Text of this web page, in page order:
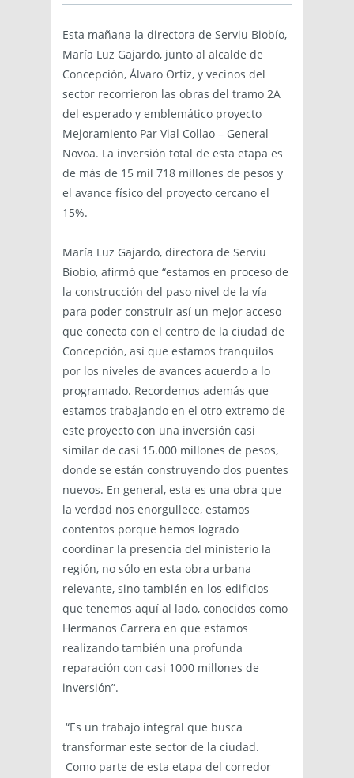
Esta mañana la directora de Serviu Biobío,
María Luz Gajardo, junto al alcalde de
Concepción, Álvaro Ortiz, y vecinos del
sector recorrieron las obras del tramo 2A
del esperado y emblemático proyecto
Mejoramiento Par Vial Collao – General
Novoa. La inversión total de esta etapa es
de más de 15 mil 718 millones de pesos y
el avance físico del proyecto cercano el
15%.
María Luz Gajardo, directora de Serviu
Biobío, afirmó que “estamos en proceso de
la construcción del paso nivel de la vía
para poder construir así un mejor acceso
que conecta con el centro de la ciudad de
Concepción, así que estamos tranquilos
por los niveles de avances acuerdo a lo
programado. Recordemos además que
estamos trabajando en el otro extremo de
este proyecto con una inversión casi
similar de casi 15.000 millones de pesos,
donde se están construyendo dos puentes
nuevos. En general, esta es una obra que
la verdad nos enorgullece, estamos
contentos porque hemos logrado
coordinar la presencia del ministerio la
región, no sólo en esta obra urbana
relevante, sino también en los edificios
que tenemos aquí al lado, conocidos como
Hermanos Carrera en que estamos
realizando también una profunda
reparación con casi 1000 millones de
inversión”.
“Es un trabajo integral que busca
transformar este sector de la ciudad.
Como parte de esta etapa del corredor